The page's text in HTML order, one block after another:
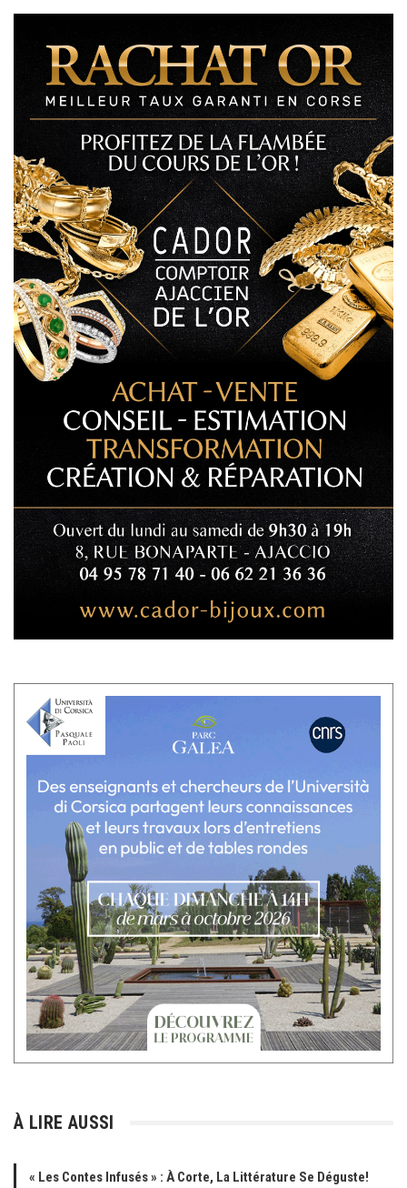
À LIRE AUSSI
« Les Contes Infusés » : À Corte, La Littérature Se Déguste!